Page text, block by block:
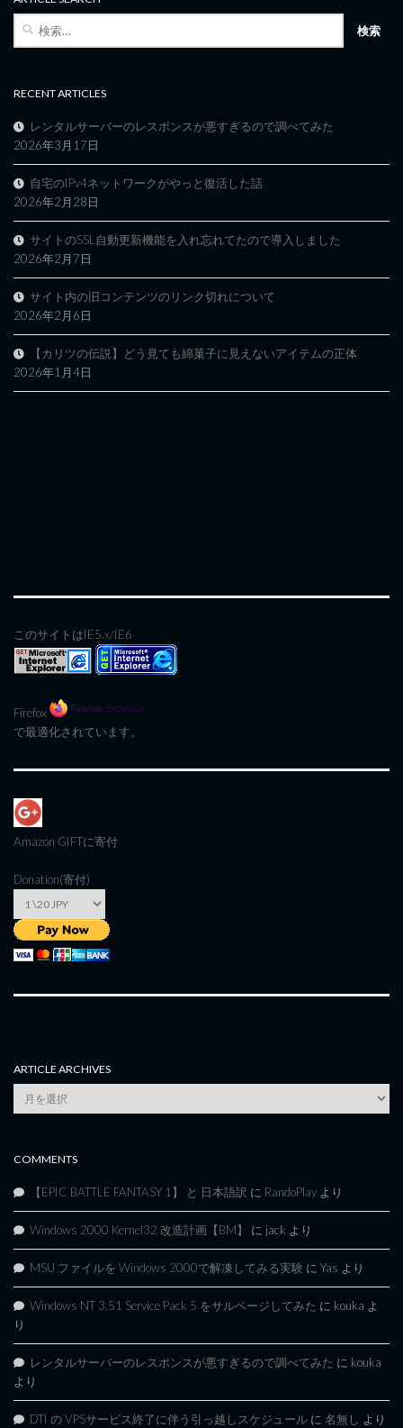
検
RECENT ARTICLES
レンタルサーバーのレスポンスが悪すぎるので調べてみた
2026年3月17日
自宅のIPv4ネットワークがやっと復活した話
2026年2月28日
サイトのSSL自動更新機能を入れ忘れてたので導入しました
2026年2月7日
サイト内の旧コンテンツのリンク切れについて
2026年2月6日
【カリツの伝説】どう見ても綿菓子に見えないアイテムの正体
2026年1月4日
このサイトはIE5.x/IE6
Firefox
で最適化されています。
Amazon GIFTに寄付
Donation(寄付)
ARTICLE ARCHIVES
Article
Archives
COMMENTS
【EPIC BATTLE FANTASY 1】 と 日本語訳 に RandoPlay より
Windows 2000 Kernel32 改造計画【BM】 に jack より
MSU ファイルを Windows 2000で解凍してみる実験 に Yas より
Windows NT 3.51 Service Pack 5 をサルベージしてみた に kouka よ
り
レンタルサーバーのレスポンスが悪すぎるので調べてみた に kouka
より
DTI の VPSサービス終了に伴う引っ越しスケジュール に 名無し より